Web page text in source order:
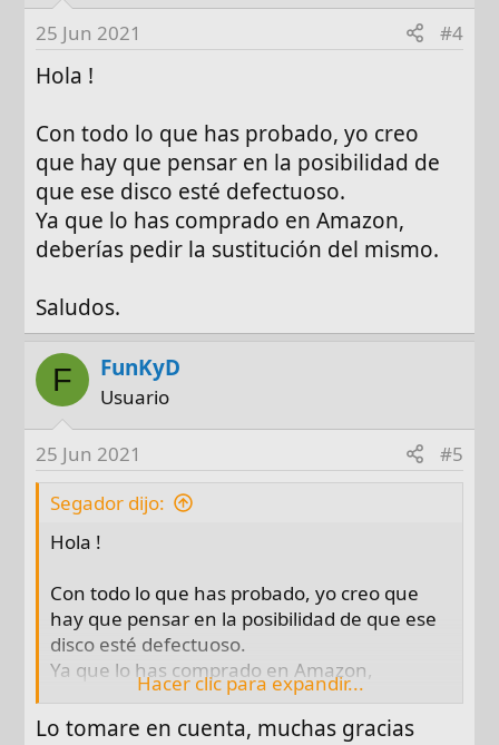
25 Jun 2021 #4
Hola !
Con todo lo que has probado, yo creo
que hay que pensar en la posibilidad de
que ese disco esté defectuoso.
Ya que lo has comprado en Amazon,
deberías pedir la sustitución del mismo.
Saludos.
F FunKyD
Usuario
25 Jun 2021
#5
Segador dijo:
Hola !
Con todo lo que has probado, yo creo que
hay que pensar en la posibilidad de que ese
disco esté defectuoso.
Ya que lo has comprado en Amazon,
deberías pedir la sustitución del mismo.
Hacer clic para expandir...
Lo tomare en cuenta, muchas gracias